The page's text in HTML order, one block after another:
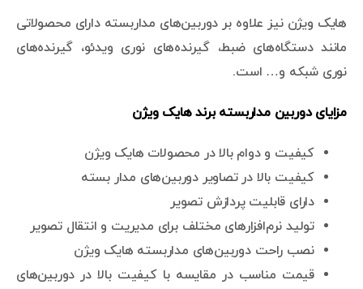
هایک ویژن نیز علاوه بر دوربین‌های مداربسته دارای محصولاتی
مانند دستگاه‌های ضبط، گیرنده‌های نوری ویدئو، گیرنده‌های
نوری شبکه و… است.
مزایای دوربین مداربسته برند هایک ویژن
کیفیت و دوام بالا در محصولات هایک ویژن
کیفیت بالا در تصاویر دوربین‌های مدار بسته
دارای قابلیت پردازش تصویر
تولید نرم‌افزارهای مختلف برای مدیریت و انتقال تصویر
نصب راحت دوربین‌های مداربسته هایک ویژن
قیمت مناسب در مقایسه با کیفیت بالا در دوربین‌های